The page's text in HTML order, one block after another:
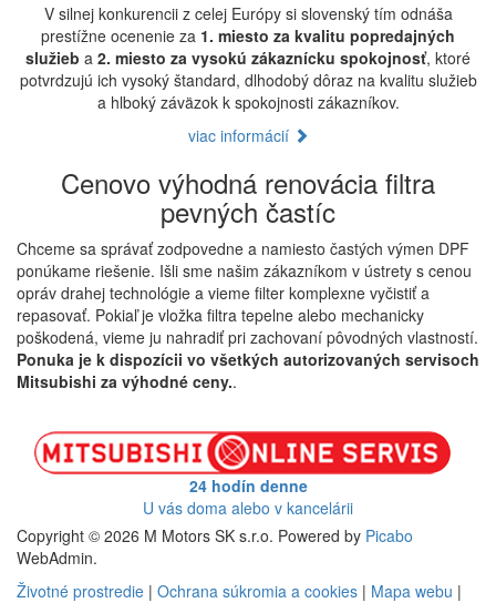
V silnej konkurencii z celej Európy si slovenský tím odnáša
prestížne ocenenie za 1. miesto za kvalitu popredajných
služieb a 2. miesto za vysokú zákaznícku spokojnosť, ktoré
potvrdzujú ich vysoký štandard, dlhodobý dôraz na kvalitu služieb
a hlboký záväzok k spokojnosti zákazníkov.
viac informácií
Cenovo výhodná renovácia filtra
pevných častíc
Chceme sa správať zodpovedne a namiesto častých výmen DPF
ponúkame riešenie. Išli sme našim zákazníkom v ústrety s cenou
opráv drahej technológie a vieme filter komplexne vyčistiť a
repasovať. Pokiaľ je vložka filtra tepelne alebo mechanicky
poškodená, vieme ju nahradiť pri zachovaní pôvodných vlastností.
Ponuka je k dispozícii vo všetkých autorizovaných servisoch
Mitsubishi za výhodné ceny..
24 hodín denne
U vás doma alebo v kancelárii
Copyright © 2026 M Motors SK s.r.o. Powered by Picabo
WebAdmin.
Životné prostredie | Ochrana súkromia a cookies | Mapa webu |